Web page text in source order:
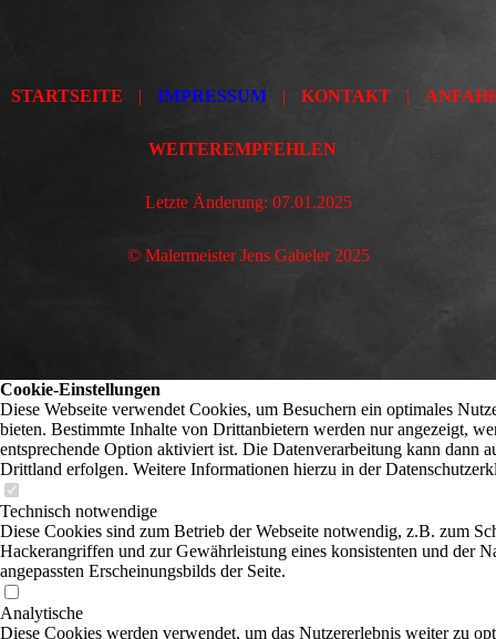
STARTSEITE | IMPRESSUM | KONTAKT |
WEITEREMPFEHLEN
Letzte Änderung: 07.01.2025
© Malermeister Jens Gabeler 2025
Cookie-Einstellungen
Diese Webseite verwendet Cookies, um Besuchern ein optimales
bieten. Bestimmte Inhalte von Drittanbietern werden nur angezeigt,
entsprechende Option aktiviert ist. Die Datenverarbeitung kann dann
Drittland erfolgen. Weitere Informationen hierzu in der
Technisch notwendige
Diese Cookies sind zum Betrieb der Webseite notwendig, z.B. zum
Hackerangriffen und zur Gewährleistung eines konsistenten und der
angepassten Erscheinungsbilds der Seite.
Analytische
Diese Cookies werden verwendet, um das Nutzererlebnis weiter zu